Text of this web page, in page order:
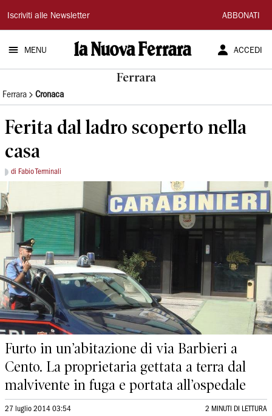
La
Nuova
Ferrara
Iscriviti alle Newsletter ABBONATI
MENU ACCEDI
Ferrara
Ferrara Cronaca
Ferita dal ladro scoperto nella
casa
di Fabio Terminali
Furto in un’abitazione di via Barbieri a
Cento. La proprietaria gettata a terra dal
malvivente in fuga e portata all’ospedale
27 luglio 2014 03:54 2 MINUTI DI LETTURA